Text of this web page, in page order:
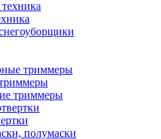
триммеры
триммеры